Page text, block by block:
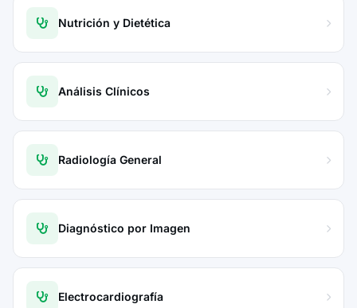
Nutrición y Dietética
Análisis Clínicos
Radiología General
Diagnóstico por Imagen
Electrocardiografía